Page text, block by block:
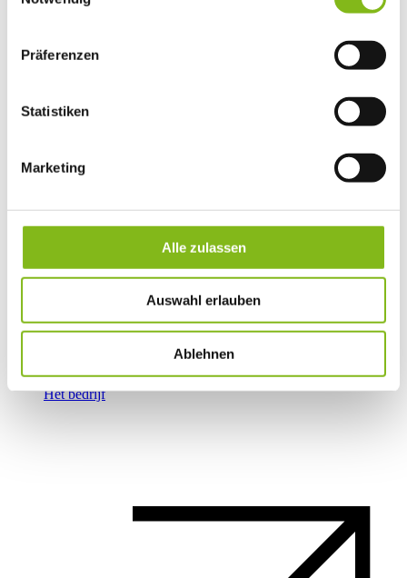
Präferenzen
Statistiken
Marketing
Alle zulassen
Auswahl erlauben
Ablehnen
Onderhoud en testen
Het bedrijf